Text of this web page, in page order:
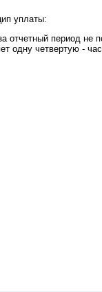
уплаты:
отчетный период не
одну четвертую -